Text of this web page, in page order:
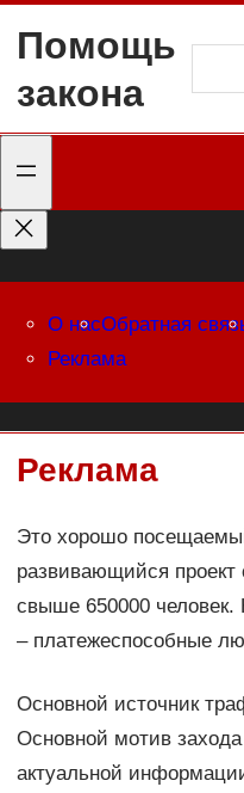
содержимому
Помощь
закона
О насОбратная
Реклама
Реклама
Это хорошо
развивающийся
свыше 650000
– платежеспособные
Основной источник
Основной мотив
актуальной